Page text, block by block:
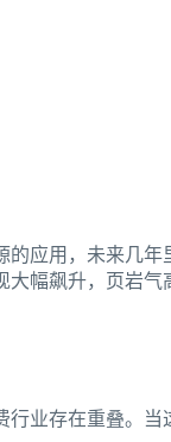
的应用，未来几年
幅飙升，页岩气
行业存在重叠。当